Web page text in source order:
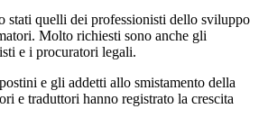
stati quelli dei professionisti dello sviluppo
Molto richiesti sono anche gli
e i procuratori legali.
e gli addetti allo smistamento della
e traduttori hanno registrato la crescita